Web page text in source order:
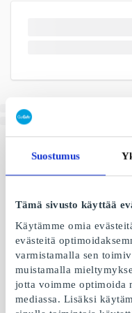
Suostumus
Tämä sivusto käyttää
Käytämme omia
evästeitä
varmistamalla sen
muistamalla
jotta voimme optimoida
mediassa. Lisäksi